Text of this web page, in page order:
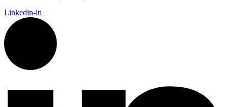
Linkedin-in